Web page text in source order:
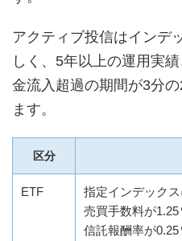
アクティブ投信はインデ
しく、5年以上の運用実
金流入超過の期間が3分
ます。
区分
ETF
指定インデック
売買手数料が1.25
信託報酬率が0.25